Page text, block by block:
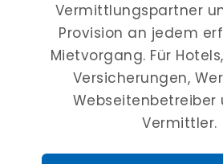
Vermittlungspartner
Provision an jedem
Mietvorgang. Für
Versicherungen,
Webseitenbetreiber
Vermittler.